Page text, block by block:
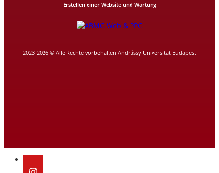
2023-2026 © Alle Rechte vorbehalten Andrássy Universität Budapest
Erstellen einer Website und Wartung